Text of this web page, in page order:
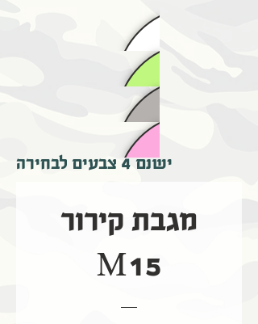
ישנם 4 צבעים לבחירה
מגבת קירור
M15